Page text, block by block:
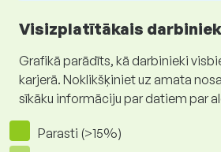
Visizplatītākais
Grafikā parādīts, kā darbinieki
karjerā. Noklikšķiniet uz amata
sīkāku informāciju par datiem par
Parasti (>15%)